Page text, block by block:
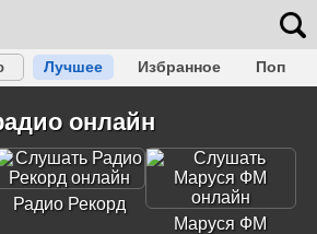
Лучшее Избранное
Поп
Транс Дип-хаус
онлайн
Радио Рекорд
Маруся ФМ